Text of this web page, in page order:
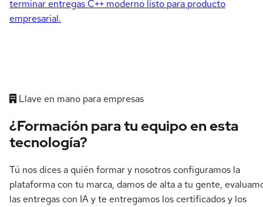
terminar entregas C++ moderno listo para producto
empresarial.
Llave en mano para empresas
¿Formación para tu equipo en esta
tecnología?
Tú nos dices a quién formar y nosotros configuramos la
plataforma con tu marca, damos de alta a tu gente,
las entregas con IA y te entregamos los certificados y los